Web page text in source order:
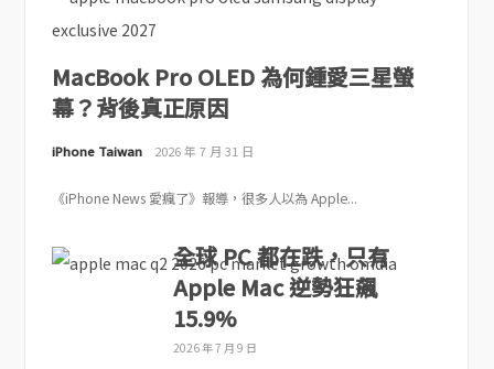
MacBook Pro OLED 為何鍾愛三星螢
幕？背後真正原因
iPhone Taiwan 2026 年 7 月 31 日
《iPhone News 愛瘋了》報導，很多人以為 Apple...
全球 PC 都在跌，只有
Apple Mac 逆勢狂飆
15.9%
2026 年 7 月 9 日